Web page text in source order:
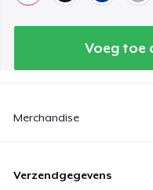
Voeg toe
Merchandise
Verzendgegevens